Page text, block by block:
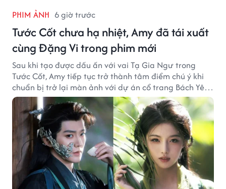
PHIM ẢNH 6 giờ trước
Tước Cốt chưa hạ nhiệt, Amy đã tái xuất
cùng Đặng Vi trong phim mới
Sau khi tạo được dấu ấn với vai Tạ Gia Ngư trong
Tước Cốt, Amy tiếp tục trở thành tâm điểm chú ý khi
chuẩn bị trở lại màn ảnh với dự án cổ trang Bách Yêu
Phổ.